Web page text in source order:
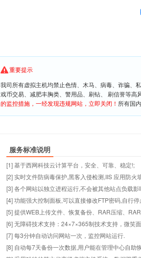
重要提示
我司所有虚拟主机均禁止色情、木马、病毒、诈骗、
戏币交易、减肥丰胸类、警用品、刷钻、 刷信誉等
的监控措施，一经发现违规网站，立即关闭！ 所有国
服务标准说明
[1] 基于西网科技云计算平台，安全、可靠、稳定!;
[2] 实时文件防病毒保护,黑客入侵检测,IIS 应用防火
[3] 各个网站以独立进程运行,不会被其他站点负载
[4] 功能强大控制面板,可以直接修改FTP密码,自行
[5] 提供WEB上传文件、恢复备份、RAR压缩、
[6] 无障碍技术支持：24×7×365制技术支持，微笑面
[7] 每3分钟自动访问网站一次，监控网站运行.
[8] 自动每7天备份一次数据,用户能在管理中心自助